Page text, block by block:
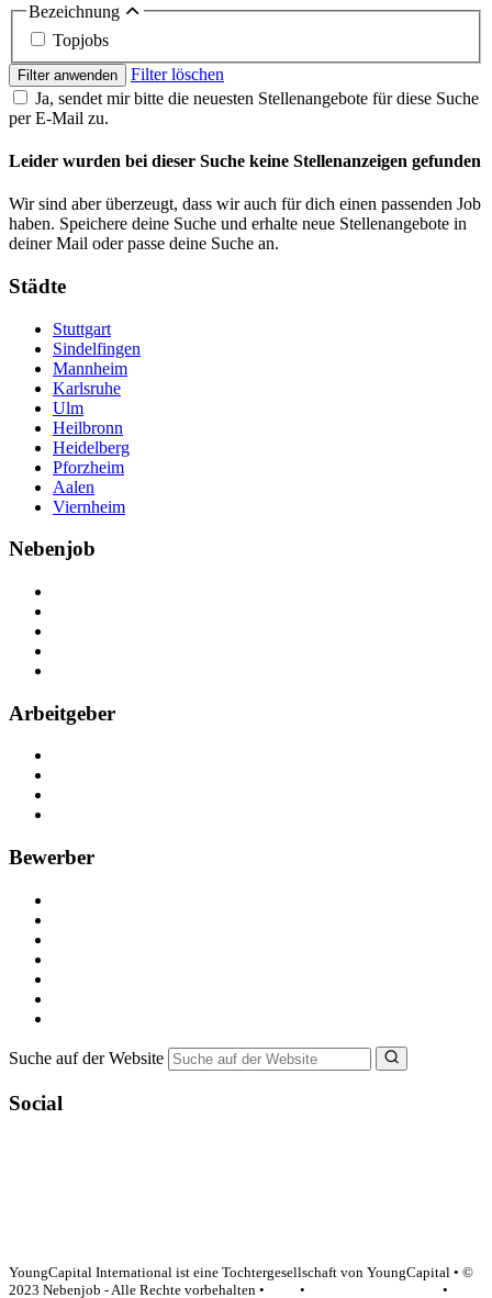
Bezeichnung
Topjobs
Filter anwenden
Filter löschen
Ja, sendet mir bitte die neuesten Stellenangebote für diese Suche
per E-Mail zu.
Leider wurden bei dieser Suche keine Stellenanzeigen gefunden
Wir sind aber überzeugt, dass wir auch für dich einen passenden Job
haben. Speichere deine Suche und erhalte neue Stellenangebote in
deiner Mail oder passe deine Suche an.
Städte
Stuttgart
Sindelfingen
Mannheim
Karlsruhe
Ulm
Heilbronn
Heidelberg
Pforzheim
Aalen
Viernheim
Nebenjob
Arbeitgeber
Bewerber
Suche auf der Website
Social
YoungCapital International ist eine Tochtergesellschaft von YoungCapital • ©
2023 Nebenjob - Alle Rechte vorbehalten •
•
•